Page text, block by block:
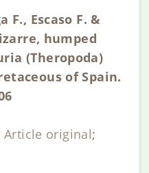
F., Escaso F. &
humped
(Theropoda)
of Spain.
Article original;